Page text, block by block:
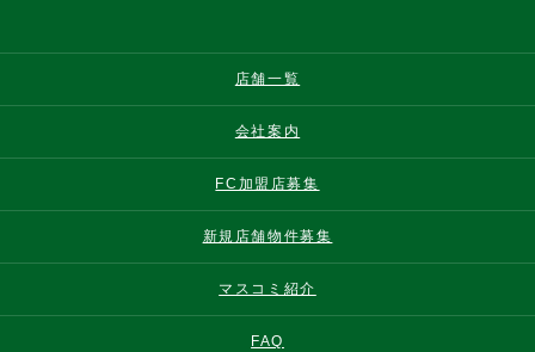
店舗一覧
会社案内
FC加盟店募集
新規店舗物件募集
マスコミ紹介
FAQ